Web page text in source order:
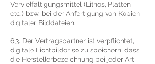
Vervielfältigungsmittel (Lithos, Platten
etc.) bzw. bei der Anfertigung von Kopien
digitaler Bilddateien.
6.3. Der Vertragspartner ist verpflichtet,
digitale Lichtbilder so zu speichern, dass
die Herstellerbezeichnung bei jeder Art